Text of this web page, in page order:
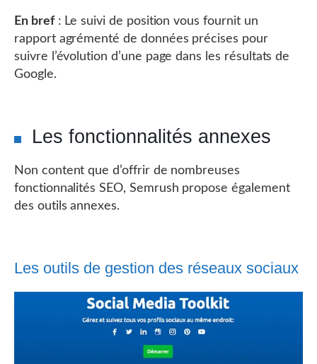
En bref: Le suivi de position vous fournit un
rapport agrémenté de données précises pour
suivre l’évolution d’une page dans les résultats de
Google.
Les fonctionnalités annexes
Non content que d’offrir de nombreuses
fonctionnalités SEO, Semrush propose également
des outils annexes.
Les outils de gestion des réseaux sociaux